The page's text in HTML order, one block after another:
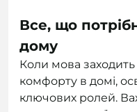
Все, що
дому
Коли мова
комфорту в домі,
ключових ролей.